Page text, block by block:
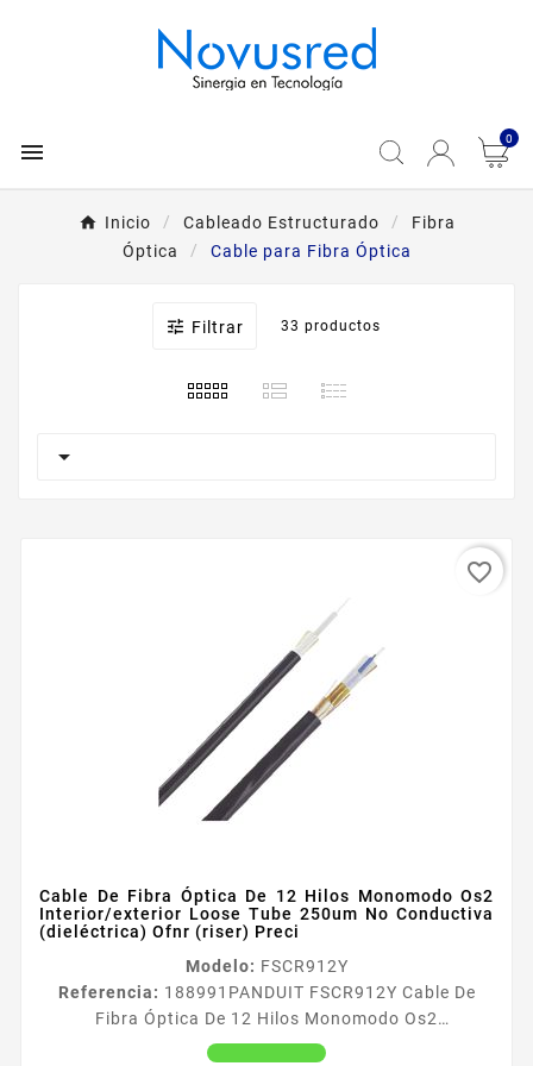
 0
Inicio Cableado Estructurado
Fibra
Óptica
Cable para Fibra Óptica
 Filtrar 33 productos

Cable De Fibra Óptica De 12 Hilos Monomodo Os2
Interior/exterior Loose Tube 250um No Conductiva
(dieléctrica) Ofnr (riser) Preci
Modelo: FSCR912Y
Referencia: 188991 PANDUIT FSCR912Y Cable De
Fibra Óptica De 12 Hilos Monomodo Os2
Interior/exterior Loose Tube 250um No Conductiva
favorite_border